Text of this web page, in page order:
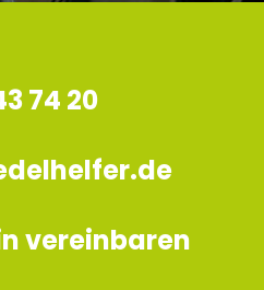
74 20
vereinbaren